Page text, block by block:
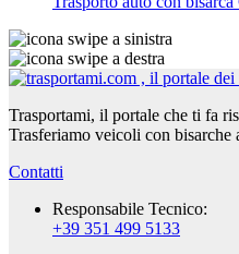
Trasportami, il portale che ti fa
Trasferiamo veicoli con
Contatti
Responsabile Tecnico:
+39 351 499 5133